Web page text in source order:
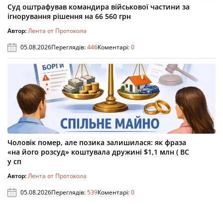
Суд оштрафував командира військової частини за
ігнорування рішення на 66 560 грн
Автор:Лента от Протокола
05.08.2026Переглядів:446Коментарі:0
Чоловік помер, але позика залишилася: як фраза
«на його розсуд» коштувала дружині $1,1 млн ( ВС
у сп
Автор:Лента от Протокола
05.08.2026Переглядів:539Коментарі:0